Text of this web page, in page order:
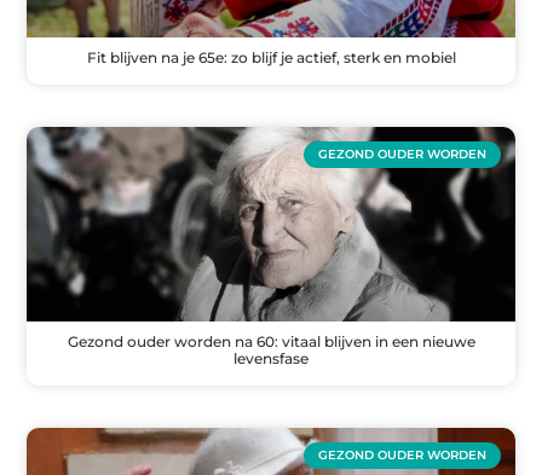
Fit blijven na je 65e: zo blijf je actief, sterk en mobiel
GEZOND OUDER WORDEN
Gezond ouder worden na 60: vitaal blijven in een nieuwe
levensfase
GEZOND OUDER WORDEN